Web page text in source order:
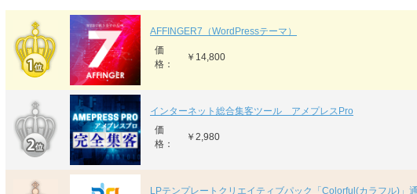
AFFINGER7（WordPressテーマ）
価
格：
￥14,800
インターネット総合集客ツール アメプレスPro
価
格：
￥2,980
LPテンプレートクリエイティブパック「Colorful(カラフル)」